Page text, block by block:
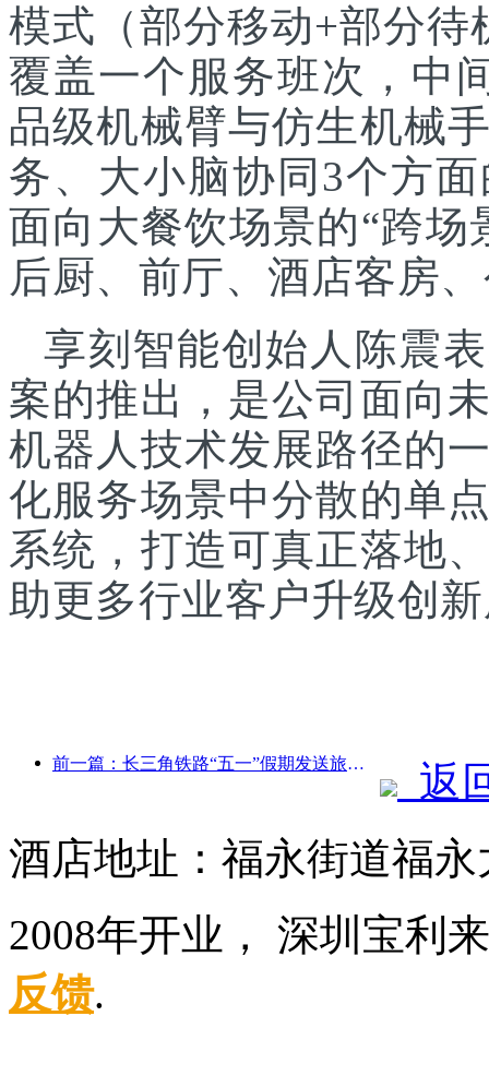
模式（部分移动+部分待
覆盖一个服务班次，中
品级机械臂与仿生机械
务、大小脑协同3个方
面向大餐饮场景的“跨
后厨、前厅、酒店客房
享刻智能创始人陈震
案的推出，是公司面向
机器人技术发展路径的
化服务场景中分散的单
系统，打造可真正落地
助更多行业客户升级创
前一篇：长三角铁路“五一”假期发送旅客超2138万人次
返
酒店地址：福永街道福
2008年开业， 深圳宝
反馈.